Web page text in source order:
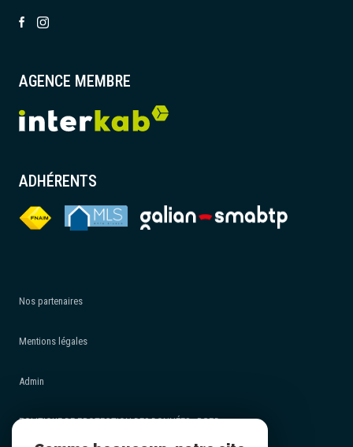
AGENCE MEMBRE
ADHÉRENTS
Nos partenaires
Mentions légales
Admin
POLITIQUE DE PROTECTION DES DONNÉES - RGPD